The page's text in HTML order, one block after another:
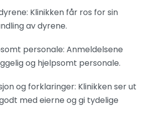
Klinikken får ros for sin
av dyrene.
personale: Anmeldelsene
og hjelpsomt personale.
og forklaringer: Klinikken ser ut
med eierne og gi tydelige